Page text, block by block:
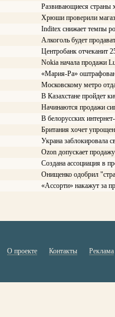
Развивающиеся страны
Хрюши проверили
Inditex снижает темпы
Алкоголь будет
Центробанк отчеканит
Nokia начала продажи
«Мария-Ра»
Московскому метро
В Казахстане пройдет
Начинаются продажи
В белорусских
Британия хочет
Украна заблокировала
Ozon допускает
Создана ассоциация в
Онищенко одобрил
«Ассорти» накажут за
О проекте Контакты Реклама